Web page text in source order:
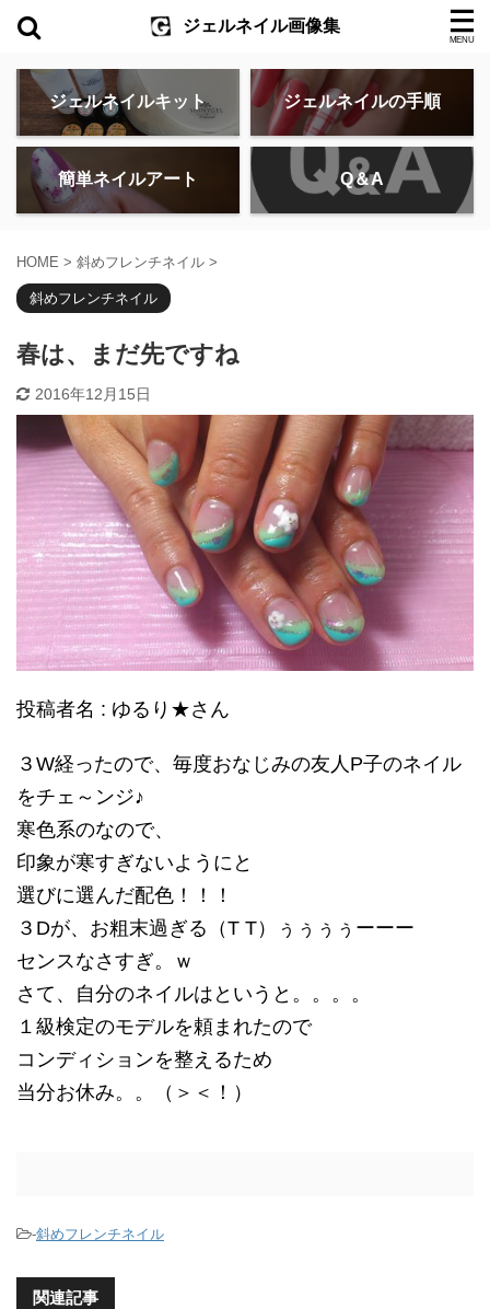
ジェルネイル画像集
ジェルネイルキット ジェルネイルの手順
簡単ネイルアート Q＆A
HOME > 斜めフレンチネイル >
斜めフレンチネイル
春は、まだ先ですね
2016年12月15日
投稿者名 : ゆるり★さん
３W経ったので、毎度おなじみの友人P子のネイル
をチェ～ンジ♪
寒色系のなので、
印象が寒すぎないようにと
選びに選んだ配色！！！
３Dが、お粗末過ぎる（T T）ぅぅぅぅーーー
センスなさすぎ。ｗ
さて、自分のネイルはというと。。。。
１級検定のモデルを頼まれたので
コンディションを整えるため
当分お休み。。（＞＜！）
-斜めフレンチネイル
関連記事